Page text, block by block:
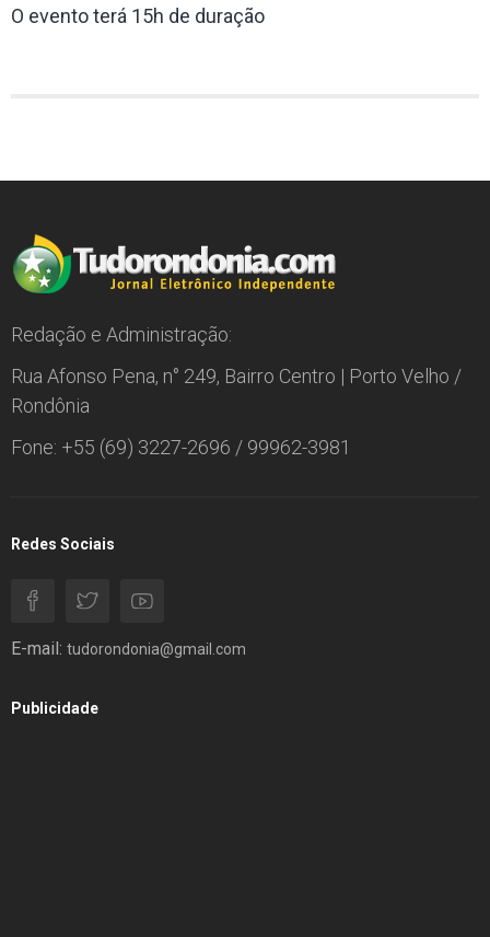
O evento terá 15h de duração
Redação e Administração:
Rua Afonso Pena, n° 249, Bairro Centro | Porto Velho /
Rondônia
Fone: +55 (69) 3227-2696 / 99962-3981
Redes Sociais
E-mail: tudorondonia@gmail.com
Publicidade